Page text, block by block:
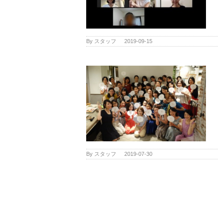
By スタッフ 2019-09-15
By スタッフ 2019-07-30